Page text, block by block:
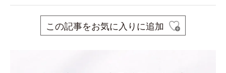
この記事をお気に入りに追加